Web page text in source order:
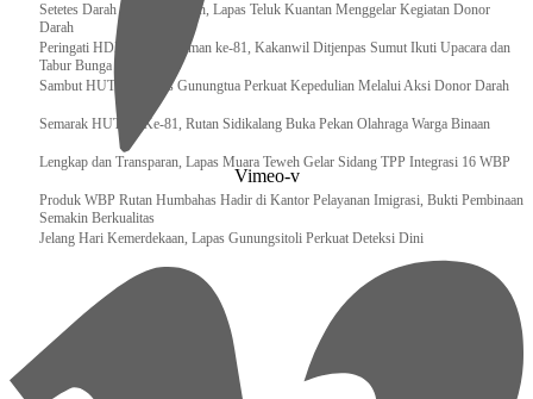
Setetes Darah Sejuta Harapan, Lapas Teluk Kuantan Menggelar Kegiatan Donor
Darah
Peringati HDKD Pengayoman ke-81, Kakanwil Ditjenpas Sumut Ikuti Upacara dan
Tabur Bunga di TMP
Sambut HUT RI, Lapas Gunungtua Perkuat Kepedulian Melalui Aksi Donor Darah
Semarak HUT RI Ke-81, Rutan Sidikalang Buka Pekan Olahraga Warga Binaan
Lengkap dan Transparan, Lapas Muara Teweh Gelar Sidang TPP Integrasi 16 WBP
Produk WBP Rutan Humbahas Hadir di Kantor Pelayanan Imigrasi, Bukti Pembinaan
Semakin Berkualitas
Jelang Hari Kemerdekaan, Lapas Gunungsitoli Perkuat Deteksi Dini
Vimeo-v